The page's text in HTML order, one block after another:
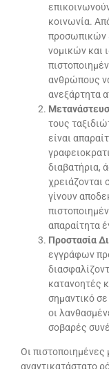
κοινωνία.
προσωπικών
νομικών και
ανθρώπους
ανεξάρτητα
τους
είναι
διαβατήρια,
χρειάζονται
γίνουν
απαραίτητα
Προστασία
εγγράφων
κατανοητές
σημαντικό
οι
σοβαρές
Οι
αναντικατάστατο